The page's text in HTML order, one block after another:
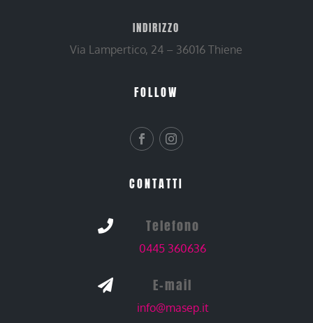
INDIRIZZO
Via Lampertico, 24 – 36016 Thiene
FOLLOW
CONTATTI
 Telefono
0445 360636
 E-mail
info@masep.it